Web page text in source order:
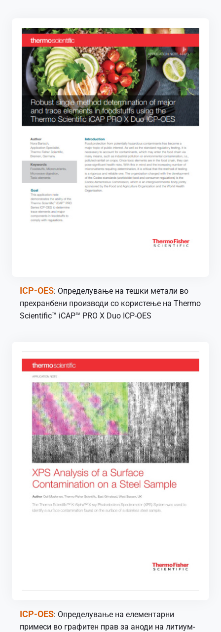
ICP-OES: Определување на тешки метали во
прехранбени производи со користење на Thermo
Scientific™ iCAP™ PRO X Duo ICP-OES
ICP-OES: Определување на елементарни
примеси во графитен прав за аноди на литиум-